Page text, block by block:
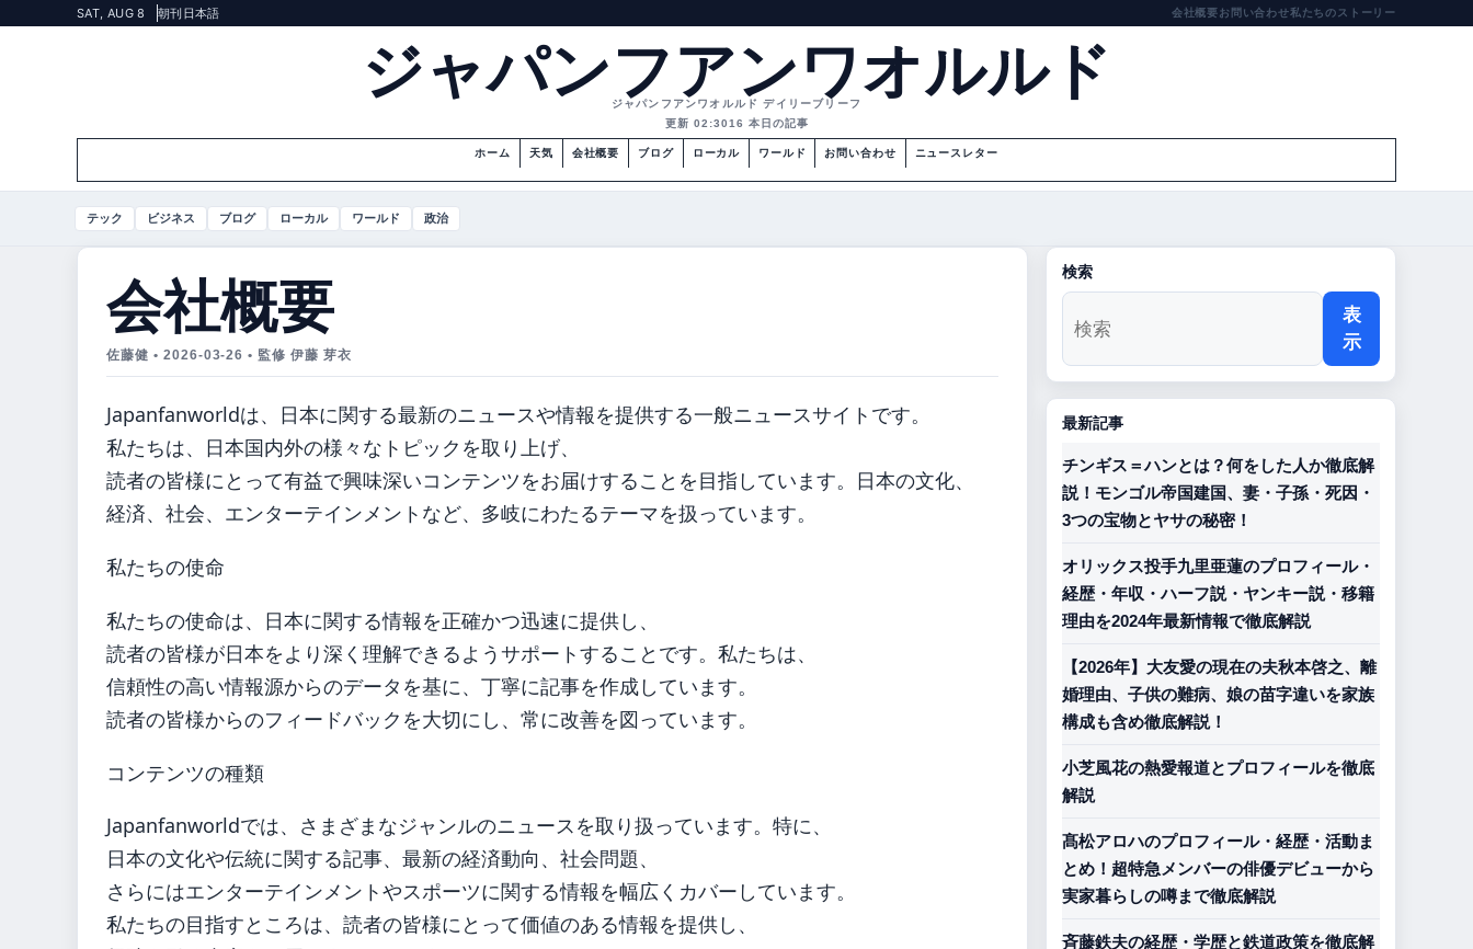
SAT, AUG 8 朝刊 日本語 会社概要お問い合わせ私たちのストーリー
ジャパンフアンワオルルド
ジャパンフアンワオルルド デイリーブリーフ
更新 02:3016 本日の記事
ホーム 天気 会社概要 ブログ ローカル ワールド お問い合わせ ニュースレター
テック ビジネス ブログ ローカル ワールド 政治
会社概要
佐藤健 • 2026-03-26 • 監修 伊藤 芽衣
Japanfanworldは、日本に関する最新のニュースや情報を提供する一般ニュースサイトです。
私たちは、日本国内外の様々なトピックを取り上げ、
読者の皆様にとって有益で興味深いコンテンツをお届けすることを目指しています。日本の文化、
経済、社会、エンターテインメントなど、多岐にわたるテーマを扱っています。
私たちの使命
私たちの使命は、日本に関する情報を正確かつ迅速に提供し、
読者の皆様が日本をより深く理解できるようサポートすることです。私たちは、
信頼性の高い情報源からのデータを基に、丁寧に記事を作成しています。
読者の皆様からのフィードバックを大切にし、常に改善を図っています。
コンテンツの種類
Japanfanworldでは、さまざまなジャンルのニュースを取り扱っています。特に、
日本の文化や伝統に関する記事、最新の経済動向、社会問題、
さらにはエンターテインメントやスポーツに関する情報を幅広くカバーしています。
私たちの目指すところは、読者の皆様にとって価値のある情報を提供し、
検索
表
示
最新記事
チンギス＝ハンとは？何をした人か徹底解
説！モンゴル帝国建国、妻・子孫・死因・
3つの宝物とヤサの秘密！
オリックス投手九里亜蓮のプロフィール・
経歴・年収・ハーフ説・ヤンキー説・移籍
理由を2024年最新情報で徹底解説
【2026年】大友愛の現在の夫秋本啓之、離
婚理由、子供の難病、娘の苗字違いを家族
構成も含め徹底解説！
小芝風花の熱愛報道とプロフィールを徹底
解説
髙松アロハのプロフィール・経歴・活動ま
とめ！超特急メンバーの俳優デビューから
実家暮らしの噂まで徹底解説
斉藤鉄夫の経歴・学歴と鉄道政策を徹底解